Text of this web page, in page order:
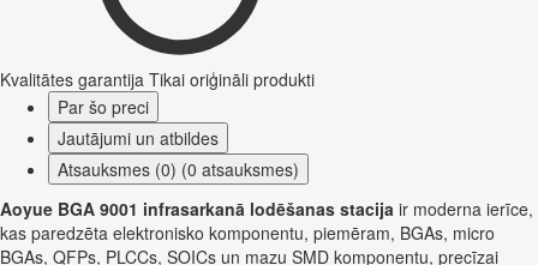
Kvalitātes garantija Tikai oriģināli produkti
Par šo preci
Jautājumi un atbildes
Atsauksmes (0) (0 atsauksmes)
Aoyue BGA 9001 infrasarkanā lodēšanas stacija ir moderna ierīce,
kas paredzēta elektronisko komponentu, piemēram, BGAs, micro
BGAs, QFPs, PLCCs, SOICs un mazu SMD komponentu, precīzai